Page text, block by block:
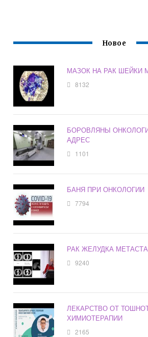
Новое
МАЗОК НА РАК ШЕЙКИ
8132
БОРОВЛЯНЫ
АДРЕС
1101
БАНЯ ПРИ ОНКОЛОГИИ
7794
РАК ЖЕЛУДКА
9240
ЛЕКАРСТВО ОТ
ХИМИОТЕРАПИИ
2165